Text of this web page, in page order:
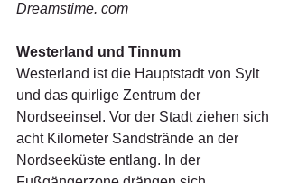
Dreamstime. com
Westerland und Tinnum
Westerland ist die Hauptstadt von Sylt
und das quirlige Zentrum der
Nordseeinsel. Vor der Stadt ziehen sich
acht Kilometer Sandstrände an der
Nordseeküste entlang. In der